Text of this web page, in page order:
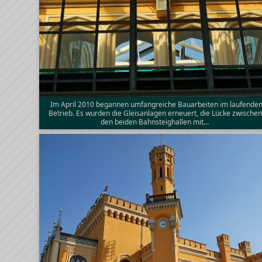
Im April 2010 begannen umfangreiche Bauarbeiten im laufenden
Betrieb. Es wurden die Gleisanlagen erneuert, die Lücke zwischen
den beiden Bahnsteighallen mit…